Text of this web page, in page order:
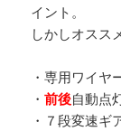
イント。
しかしオスス
・専用ワイヤ
・前後自動点
・７段変速ギ